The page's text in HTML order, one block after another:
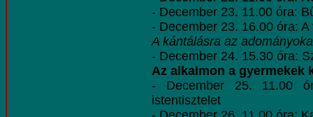
- December 23. 11.00 óra:
- December 23. 16.00 óra:
A kántálásra az
- December 24. 15.30 óra:
Az alkalmon a gyermekek
- December 25. 11.00
istentisztelet